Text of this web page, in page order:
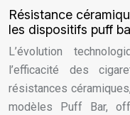
Résistance
les dispositifs puff
L’évolution
l’efficacité des
résistances
modèles Puff Bar,